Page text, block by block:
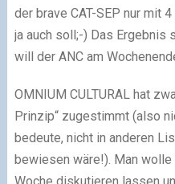
der brave CAT-SEP nur mit
ja auch soll;-) Das
will der ANC am
OMNIUM CULTURAL hat
Prinzip“ zugestimmt (also
bedeute, nicht in anderen
bewiesen wäre!). Man